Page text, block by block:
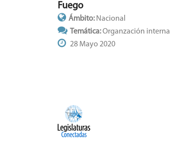
Fuego
Ámbito: Nacional
Temática:Organzación interna
28 Mayo 2020